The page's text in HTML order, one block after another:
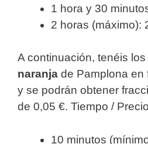
1 hora y 30
2 horas (máximo):
A continuación, tenéis
naranja de Pamplona en
y se podrán obtener
de 0,05 €. Tiempo /
10 minutos